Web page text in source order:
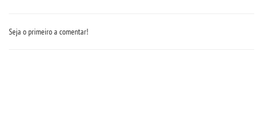
Seja o primeiro a comentar!